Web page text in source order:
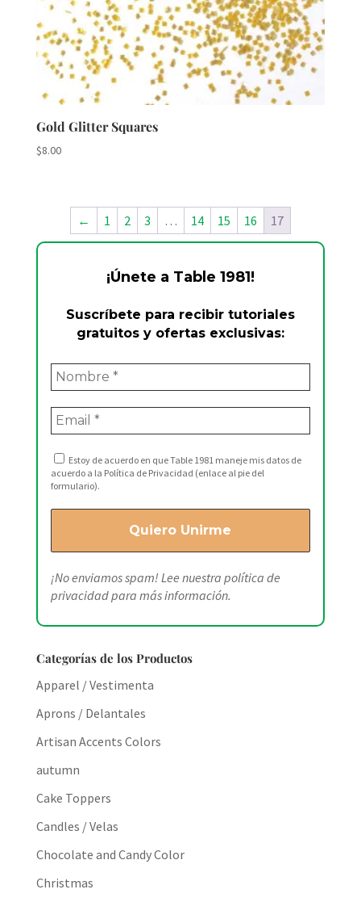
Gold Glitter Squares
$8.00
← 1 2 3 … 14 15 16 17
¡Únete a Table 1981!
Suscríbete para recibir tutoriales
gratuitos y ofertas exclusivas:
Estoy de acuerdo en que Table 1981 maneje mis datos de
acuerdo a la Política de Privacidad (enlace al pie del
formulario).
¡No enviamos spam! Lee nuestra política de
privacidadpara más información.
Categorías de los Productos
Apparel / Vestimenta
Aprons / Delantales
Artisan Accents Colors
autumn
Cake Toppers
Candles / Velas
Chocolate and Candy Color
Christmas